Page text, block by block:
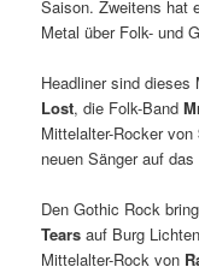
Saison. Zweitens hat
Metal über Folk- und
Headliner sind dieses
Lost, die Folk-Band
Mittelalter-Rocker von
neuen Sänger auf
Den Gothic Rock
Tears auf Burg
Mittelalter-Rock von